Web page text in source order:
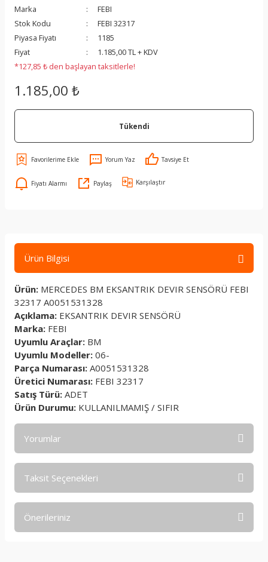
Marka
FEBI
Stok Kodu
FEBI 32317
Piyasa Fiyatı
1185
Fiyat
1.185,00 TL + KDV
*127,85 ₺ den başlayan taksitlerle!
1.185,00 ₺
Tükendi
Yorum Yaz Tavsiye Et
Fiyatı Alarmı Paylaş Karşılaştır
Ürün Bilgisi
Ürün: MERCEDES BM EKSANTRIK DEVIR SENSÖRÜ FEBI
32317 A0051531328
Açıklama: EKSANTRIK DEVIR SENSÖRÜ
Marka: FEBI
Uyumlu Araçlar: BM
Uyumlu Modeller: 06-
Parça Numarası: A0051531328
Üretici Numarası: FEBI 32317
Satış Türü: ADET
Ürün Durumu: KULLANILMAMIŞ / SIFIR
Yorumlar
Taksit Seçenekleri
Önerileriniz